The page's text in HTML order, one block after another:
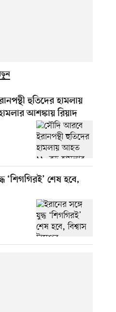
হুতিদের হামলায়
আশঙ্কায় রিয়াদ
‘শিগগিরই’ শেষ হবে,